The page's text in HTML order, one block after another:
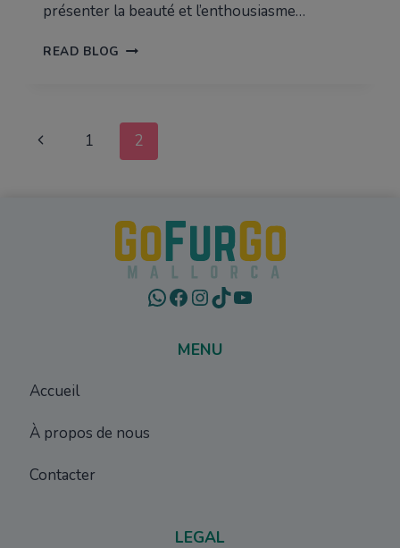
présenter la beauté et l’enthousiasme…
READ BLOG BIENVENUE
!
Navigation
Page
1 2
WhatsApp
Facebook
Instagram
TikTokYouTube
MENU
Accueil
À propos de nous
Contacter
LEGAL